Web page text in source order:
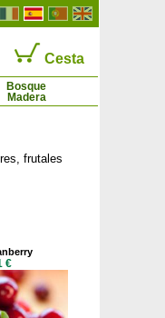
Cesta
Bosque
Madera
frutales
€